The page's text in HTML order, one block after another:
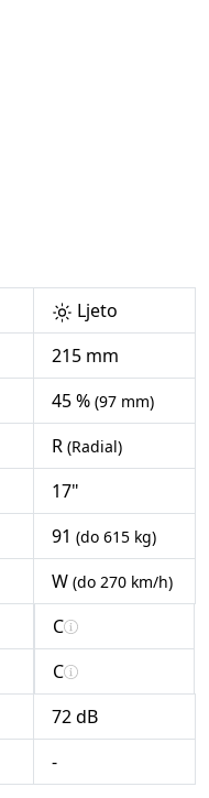
Ljeto
215 mm
45 % (97 mm)
R (Radial)
17"
91 (do 615 kg)
W (do 270 km/h)
C
C
72 dB
-